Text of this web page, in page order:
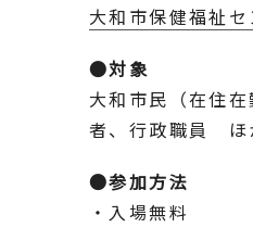
大和市保健福祉セ
●対象
大和市民（在住
者、行政職員 ほ
●参加方法
・入場無料